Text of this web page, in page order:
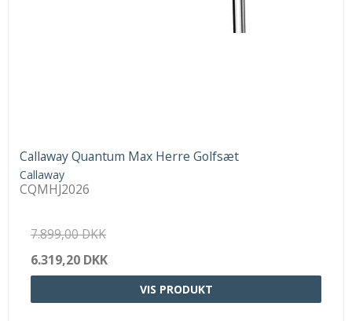
Callaway Quantum Max Herre Golfsæt
Callaway
CQMHJ2026
7.899,00 DKK
6.319,20 DKK
VIS PRODUKT